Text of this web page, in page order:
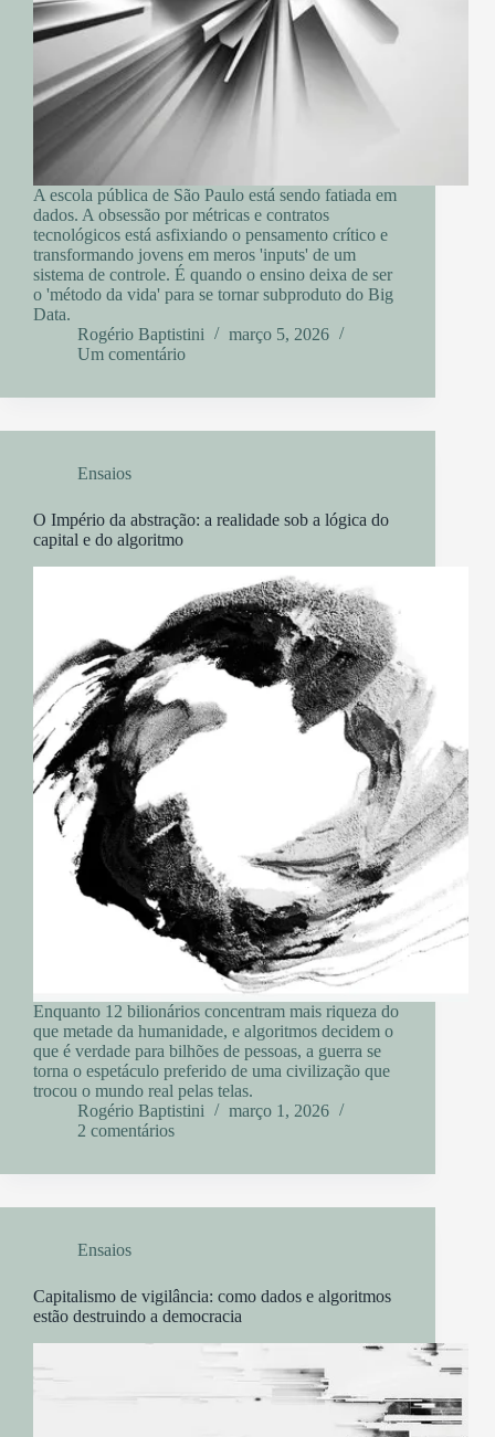
A escola pública de São Paulo está sendo fatiada em
dados. A obsessão por métricas e contratos
tecnológicos está asfixiando o pensamento crítico e
transformando jovens em meros 'inputs' de um
sistema de controle. É quando o ensino deixa de ser
o 'método da vida' para se tornar subproduto do Big
Data.
Rogério Baptistini
março 5, 2026
Um comentário
Ensaios
O Império da abstração: a realidade sob a lógica do
capital e do algoritmo
Enquanto 12 bilionários concentram mais riqueza do
que metade da humanidade, e algoritmos decidem o
que é verdade para bilhões de pessoas, a guerra se
torna o espetáculo preferido de uma civilização que
trocou o mundo real pelas telas.
Rogério Baptistini
março 1, 2026
2 comentários
Ensaios
Capitalismo de vigilância: como dados e algoritmos
estão destruindo a democracia